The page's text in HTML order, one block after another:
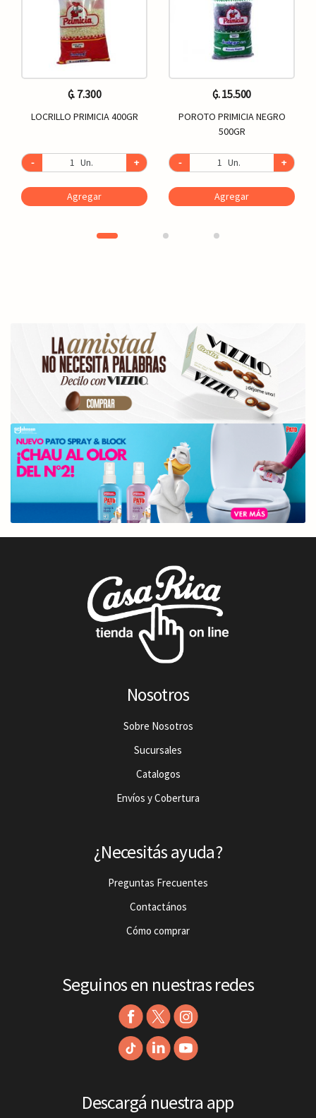
₲. 7.300
LOCRILLO PRIMICIA 400GR
- Un. +
Agregar
₲. 15.500
POROTO PRIMICIA NEGRO
500GR
- Un. +
Agregar
Nosotros
Sobre Nosotros
Sucursales
Catalogos
Envíos y Cobertura
¿Necesitás ayuda?
Preguntas Frecuentes
Contactános
Cómo comprar
Seguinos en nuestras redes
Descargá nuestra app